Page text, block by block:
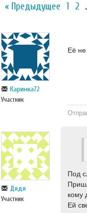
« Предыдущее 1 2
Каринка72
Участник
Её
Дядя
Участник
Под
кому
Ей